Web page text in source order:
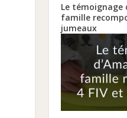
Le témoignage
famille
jumeaux